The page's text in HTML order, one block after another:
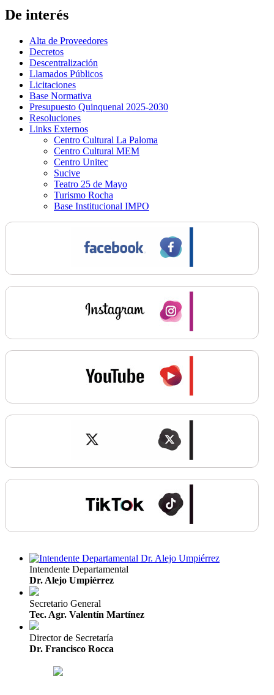
De interés
Alta de Proveedores
Decretos
Descentralización
Llamados Públicos
Licitaciones
Base Normativa
Presupuesto Quinquenal 2025-2030
Resoluciones
Links Externos
Centro Cultural La Paloma
Centro Cultural MEM
Centro Unitec
Sucive
Teatro 25 de Mayo
Turismo Rocha
Base Institucional IMPO
Intendente Departamental
Dr. Alejo Umpiérrez
Secretario General
Tec. Agr. Valentín Martínez
Director de Secretaría
Dr. Francisco Rocca